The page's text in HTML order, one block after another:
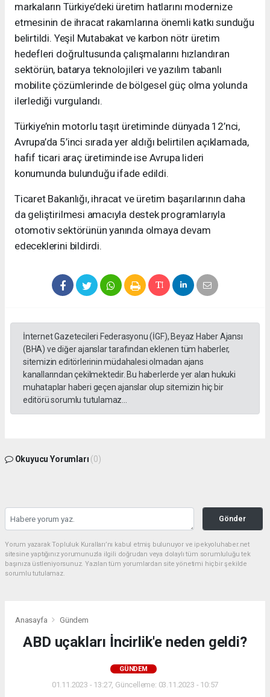
markaların Türkiye’deki üretim hatlarını modernize
etmesinin de ihracat rakamlarına önemli katkı sunduğu
belirtildi. Yeşil Mutabakat ve karbon nötr üretim
hedefleri doğrultusunda çalışmalarını hızlandıran
sektörün, batarya teknolojileri ve yazılım tabanlı
mobilite çözümlerinde de bölgesel güç olma yolunda
ilerlediği vurgulandı.
Türkiye’nin motorlu taşıt üretiminde dünyada 12’nci,
Avrupa’da 5’inci sırada yer aldığı belirtilen açıklamada,
hafif ticari araç üretiminde ise Avrupa lideri
konumunda bulunduğu ifade edildi.
Ticaret Bakanlığı, ihracat ve üretim başarılarının daha
da geliştirilmesi amacıyla destek programlarıyla
otomotiv sektörünün yanında olmaya devam
edeceklerini bildirdi.
İnternet Gazetecileri Federasyonu (İGF), Beyaz Haber Ajansı
(BHA) ve diğer ajanslar tarafından eklenen tüm haberler,
sitemizin editörlerinin müdahalesi olmadan ajans
kanallarından çekilmektedir. Bu haberlerde yer alan hukuki
muhataplar haberi geçen ajanslar olup sitemizin hiç bir
editörü sorumlu tutulamaz...
Okuyucu Yorumları (0)
Gönder
Yorum yazarak Topluluk Kuralları’nı kabul etmiş bulunuyor ve ipekyoluhaber.net
sitesine yaptığınız yorumunuzla ilgili doğrudan veya dolaylı tüm sorumluluğu tek
başınıza üstleniyorsunuz. Yazılan tüm yorumlardan site yönetimi hiçbir şekilde
sorumlu tutulamaz.
Anasayfa Gündem
ABD uçakları İncirlik'e neden geldi?
GÜNDEM
01.11.2023 - 13:27, Güncelleme: 03.11.2023 - 10:57